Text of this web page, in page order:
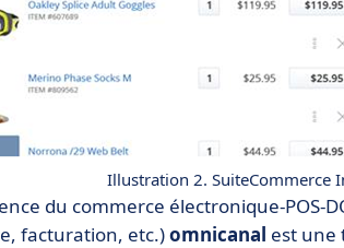
Illustration 2. SuiteCommerce
du commerce électronique-POS-
facturation, etc.)omnicanal est une